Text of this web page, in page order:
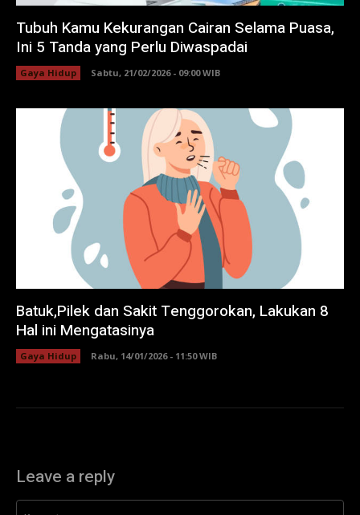
Tubuh Kamu Kekurangan Cairan Selama Puasa,
Ini 5 Tanda yang Perlu Diwaspadai
Gaya Hidup Sabtu, 21/02/2026 - 09:00 WIB
Batuk,Pilek dan Sakit Tenggorokan, Lakukan 8
Hal ini Mengatasinya
Gaya Hidup Rabu, 14/01/2026 - 11:50 WIB
Leave a reply